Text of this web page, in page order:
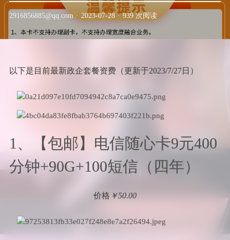
2916856885@qq.com · 2023-07-28 · 939 次阅读
以下是目前最新政企套餐资费（更新于2023/7/27日）
1、【包邮】电信随心卡9元400
分钟+90G+100短信（四年）
价格 ￥50.00